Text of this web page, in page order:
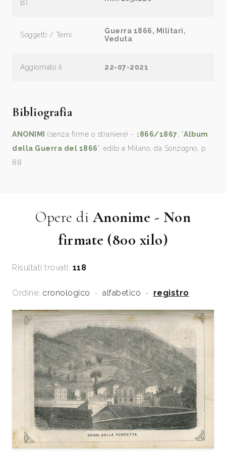
B)
Soggetti / Temi
Guerra 1866, Militari,
Veduta
Aggiornato il 22-07-2021
Bibliografia
ANONIMI (senza firme o straniere) - 1 866/1867 , ”Album
della Guerra del 1866”, edito a Milano, da Sonzogno, p.
88
Opere diAnonime - Non
firmate (800 xilo)
Risultati trovati: 118
Ordine: cronologico - alfabetico - registro